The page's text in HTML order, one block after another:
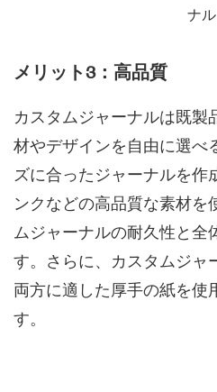
ナル
メリット3：高品質
カスタムジャーナルは既製
材やデザインを自由に選べ
ズに合ったジャーナルを作
ンクなどの高品質な素材を
ムジャーナルの耐久性と全
す。さらに、カスタムジャ
両方に適した厚手の紙を使
す。